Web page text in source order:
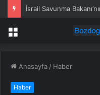
Menü
Anasayfa / Haber
Haber